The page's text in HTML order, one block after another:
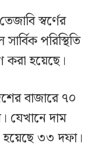
স্বর্ণের
পরিস্থিতি
করা হয়েছে।
বাজারে ৭০
যেখানে দাম
৩৩ দফা।